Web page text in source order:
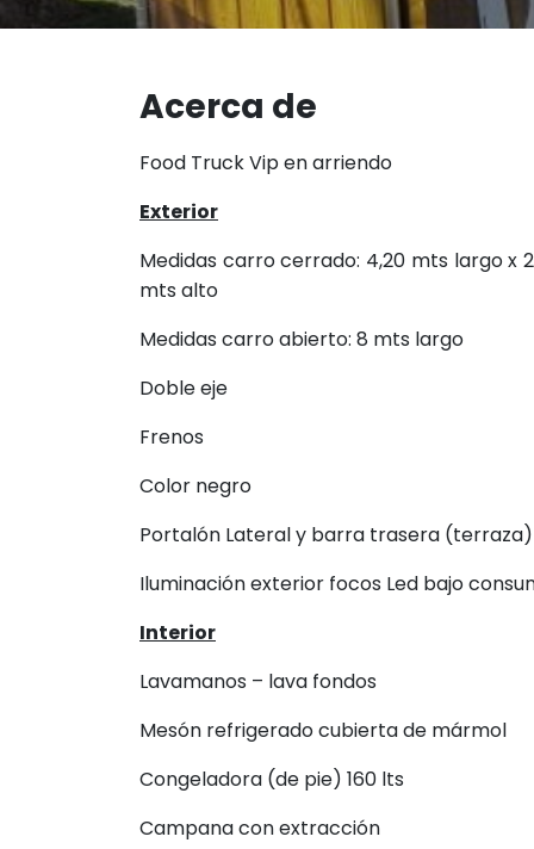
Acerca de
Food Truck Vip en arriendo
Exterior
Medidas carro cerrado: 4,20 mts largo x
mts alto
Medidas carro abierto: 8 mts largo
Doble eje
Frenos
Color negro
Portalón Lateral y barra trasera (terraza)
Iluminación exterior focos Led bajo
Interior
Lavamanos – lava fondos
Mesón refrigerado cubierta de mármol
Congeladora (de pie) 160 lts
Campana con extracción